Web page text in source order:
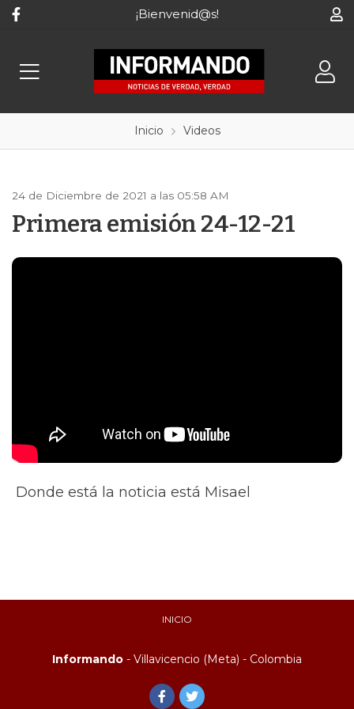
¡Bienvenid@s!
Inicio Videos
24 de Diciembre de 2021 a las 05:58 AM
Primera emisión 24-12-21
Donde está la noticia está Misael
INICIO
Informando - Villavicencio (Meta) - Colombia